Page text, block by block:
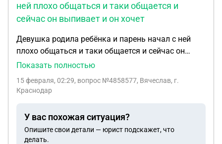
ней плохо общаться и таки общается и
сейчас он выпивает и он хочет
Девушка родила ребёнка и парень начал с ней
плохо общаться и таки общается и сейчас он
выпивает и он хочет забрать ребёнка себе и
готов воспитывать этого ребёнка месте с
и бывший еге распускал руки на девушку
получится у него забрать ребёнка у матери
Показать полностью
15 февраля, 02:29, вопрос №4858577, Вячеслав, г.
Краснодар
У вас похожая ситуация?
Опишите свои детали — юрист подскажет, что
делать.